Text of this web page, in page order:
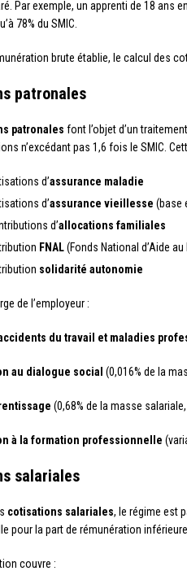
Par exemple, un apprenti de 18 ans
78% du SMIC.
brute établie, le calcul des
patronales
patronales font l’objet d’un
n’excédant pas 1,6 fois le SMIC.
d’assurance maladie
d’assurance vieillesse (base
d’allocations familiales
FNAL(Fonds National d’Aide
solidarité autonomie
de l’employeur :
du travail et maladies
au dialogue social (0,016% de la
(0,68% de la masse
à la formation professionnelle
salariales
cotisations salariales, le régime est
pour la part de rémunération
couvre :